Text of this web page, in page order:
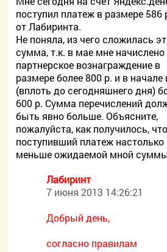
поступил платеж в размере 586
от Лабиринта.
Не поняла, из чего сложилась
сумма, т.к. в мае мне начислено
партнерское вознаграждение в
размере более 800 р. и в
(вплоть до сегодняшнего дня)
600 р. Сумма перечислений
быть явно больше. Объясните,
пожалуйста, как получилось, что
поступивший платеж настолько
меньше ожидаемой мной
Лабиринт
7 июня 2013 14:26:21
Добрый день,
согласно правилам